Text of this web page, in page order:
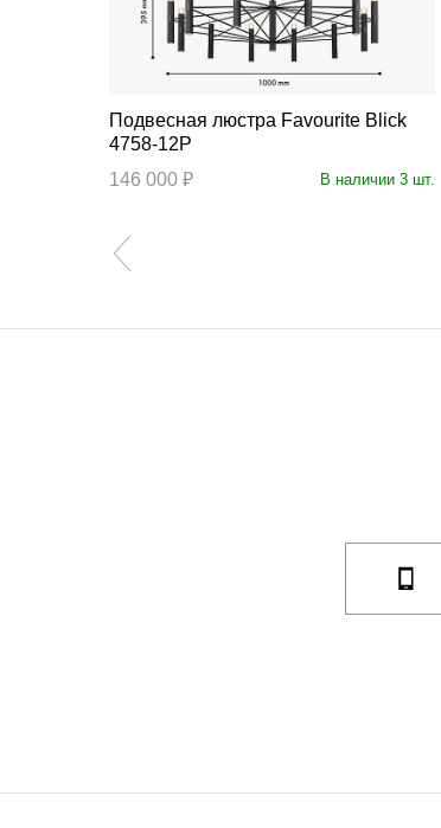
Подвесная люстра Favourite Blick
4758-12P
146 000 ₽
В наличии 3 шт.